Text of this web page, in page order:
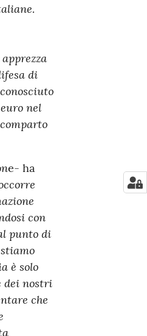
di
nel
e- ha
con
punto di
è solo
dei nostri
che